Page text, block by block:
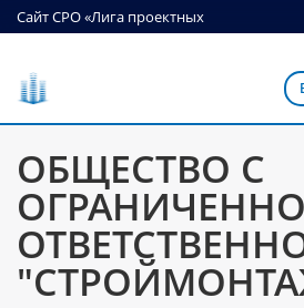
Сайт СРО «Лига проектных
организаций»
ОБЩЕСТВО С